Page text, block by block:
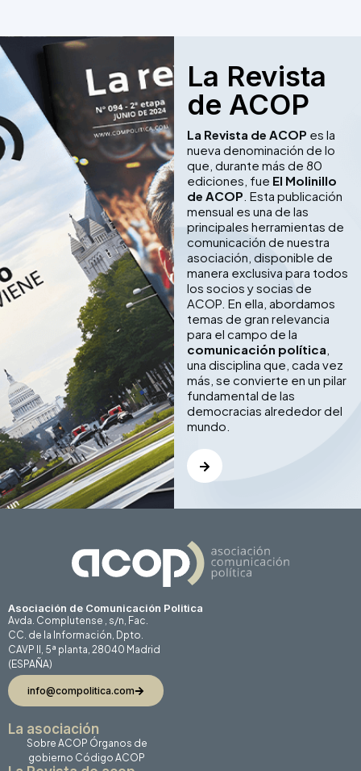
La Revista
de ACOP
La Revista de ACOP es la
nueva denominación de lo
que, durante más de 80
ediciones, fue El Molinillo
de ACOP . Esta publicación
mensual es una de las
principales herramientas de
comunicación de nuestra
asociación, disponible de
manera exclusiva para todos
los socios y socias de
ACOP. En ella, abordamos
temas de gran relevancia
para el campo de la
comunicación política
una disciplina que, cada vez
más, se convierte en un pilar
fundamental de las
democracias alrededor del
mundo.
Asociación de Comunicación Politica
Avda. Complutense , s/n, Fac.
CC. de la Información, Dpto.
CAVP II, 5ª planta, 28040 Madrid
(ESPAÑA)
info@compolitica.com
La asociación
Sobre ACOP Órganos de
gobierno Código ACOP